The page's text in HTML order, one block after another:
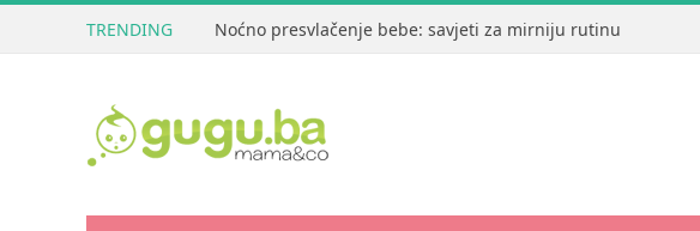
TRENDING Noćno presvlačenje bebe: savjeti za mirniju rutinu